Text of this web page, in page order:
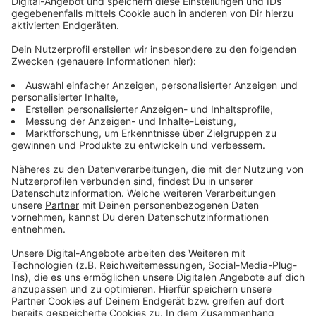
Anzeige
Bisher gibt es dafür aber keine Fördermittel. Das Land
bezuschusst Luftfilteranlagen erst einmal nur für
Räume, die nicht ausreichend über Fenster gelüftet
werden können.
Weitere Infos
Anzeige
Düsseldorf: Maskenpflicht im Unterricht
Erneute Maskenpflicht an Schulen in Düsseldorf